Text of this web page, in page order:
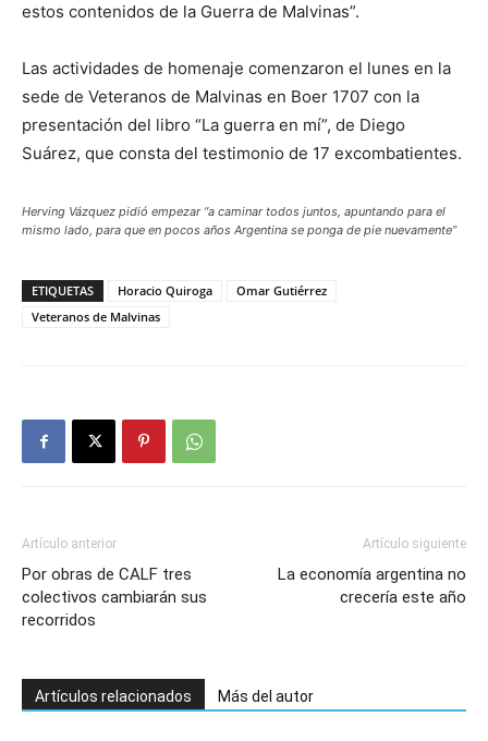
estos contenidos de la Guerra de Malvinas”.
Las actividades de homenaje comenzaron el lunes en la
sede de Veteranos de Malvinas en Boer 1707 con la
presentación del libro “La guerra en mí”, de Diego
Suárez, que consta del testimonio de 17 excombatientes.
Herving Vázquez pidió empezar “a caminar todos juntos, apuntando para el
mismo lado, para que en pocos años Argentina se ponga de pie nuevamente”
ETIQUETAS Horacio Quiroga
Omar Gutiérrez
Veteranos de Malvinas
Artículo anterior
Por obras de CALF tres
colectivos cambiarán sus
recorridos
Artículo siguiente
La economía argentina no
crecería este año
Artículos relacionados Más del autor